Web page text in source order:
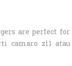
are perfect
camaro zl1 atau